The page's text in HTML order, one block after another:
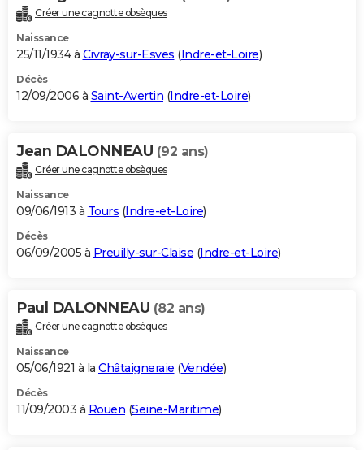
Créer une cagnotte obsèques
Naissance
25/11/1934 à Civray-sur-Esves (Indre-et-Loire)
Décès
12/09/2006 à Saint-Avertin (Indre-et-Loire)
Jean DALONNEAU (92 ans)
Créer une cagnotte obsèques
Naissance
09/06/1913 à Tours (Indre-et-Loire)
Décès
06/09/2005 à Preuilly-sur-Claise (Indre-et-Loire)
Paul DALONNEAU (82 ans)
Créer une cagnotte obsèques
Naissance
05/06/1921 à la Châtaigneraie (Vendée)
Décès
11/09/2003 à Rouen (Seine-Maritime)